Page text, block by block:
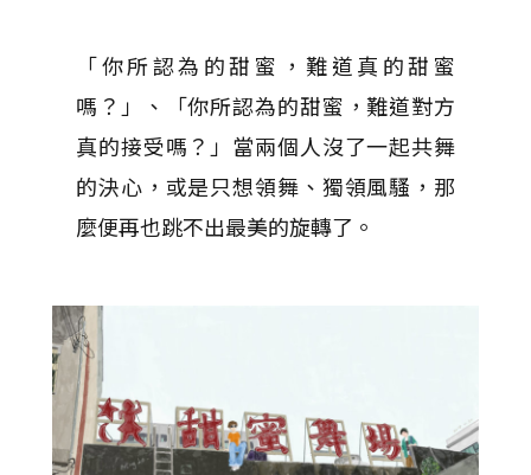
「你所認為的甜蜜，難道真的甜蜜
嗎？」、「你所認為的甜蜜，難道對方
真的接受嗎？」當兩個人沒了一起共舞
的決心，或是只想領舞、獨領風騷，那
麼便再也跳不出最美的旋轉了。